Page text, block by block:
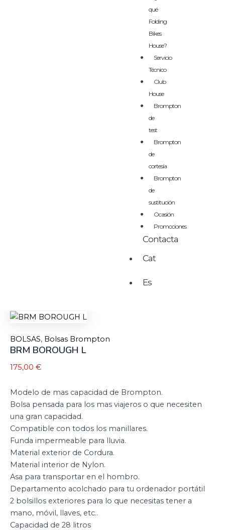
qué
Folding
Bikes
House?
Servicio
Técnico
Club
House
Brompton
de
test
Brompton
de
cortesía
Brompton
de
sustitución
Ocasión
Promociones
Contacta
Cat
Es
BOLSAS, Bolsas Brompton
BRM BOROUGH L
175,00 €
Modelo de mas capacidad de Brompton.
Bolsa pensada para los mas viajeros o que necesiten
una gran capacidad.
Compatible con todos los manillares.
Funda impermeable para lluvia.
Material exterior de Cordura.
Material interior de Nylon.
Asa para transportar en el hombro.
Departamento acolchado para tu ordenador portátil
2 bolsillos exteriores para lo que necesitas tener a
mano, móvil, llaves, etc..
Capacidad de 28 litros